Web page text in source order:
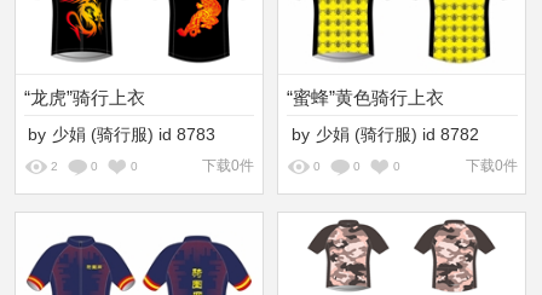
“龙虎”骑行上衣
by 少娟 (骑行服) id 8783
2 0 0 下载0件
“蜜蜂”黄色骑行上衣
by 少娟 (骑行服) id 8782
0 0 0 下载0件